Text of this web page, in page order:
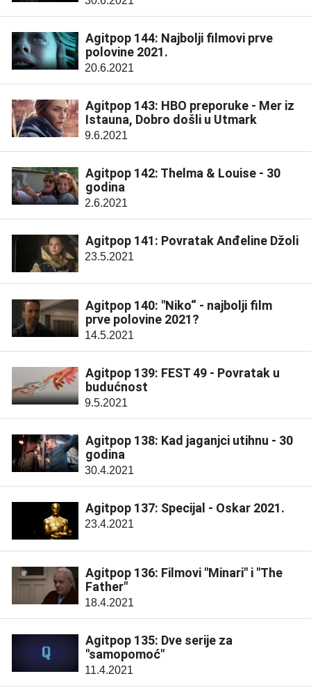
Agitpop 144: Najbolji filmovi prve
polovine 2021.
20.6.2021
Agitpop 143: HBO preporuke - Mer iz
Istauna, Dobro došli u Utmark
9.6.2021
Agitpop 142: Thelma & Louise - 30
godina
2.6.2021
Agitpop 141: Povratak Anđeline Džoli
23.5.2021
Agitpop 140: "Niko“ - najbolji film
prve polovine 2021?
14.5.2021
Agitpop 139: FEST 49 - Povratak u
budućnost
9.5.2021
Agitpop 138: Kad jaganjci utihnu - 30
godina
30.4.2021
Agitpop 137: Specijal - Oskar 2021.
23.4.2021
Agitpop 136: Filmovi "Minari" i "The
Father"
18.4.2021
Agitpop 135: Dve serije za
"samopomoć"
11.4.2021